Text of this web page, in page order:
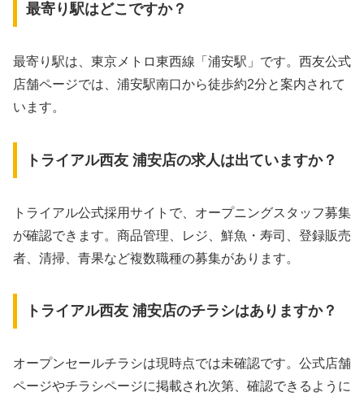
最寄り駅はどこですか？
最寄り駅は、東京メトロ東西線「浦安駅」です。西友公式
店舗ページでは、浦安駅南口から徒歩約2分と案内されて
います。
トライアル西友 浦安店の求人は出ていますか？
トライアル公式採用サイトで、オープニングスタッフ募集
が確認できます。商品管理、レジ、鮮魚・寿司、登録販売
者、清掃、青果など複数職種の募集があります。
トライアル西友 浦安店のチラシはありますか？
オープンセールチラシは現時点では未確認です。公式店舗
ページやチラシページに掲載され次第、確認できるように